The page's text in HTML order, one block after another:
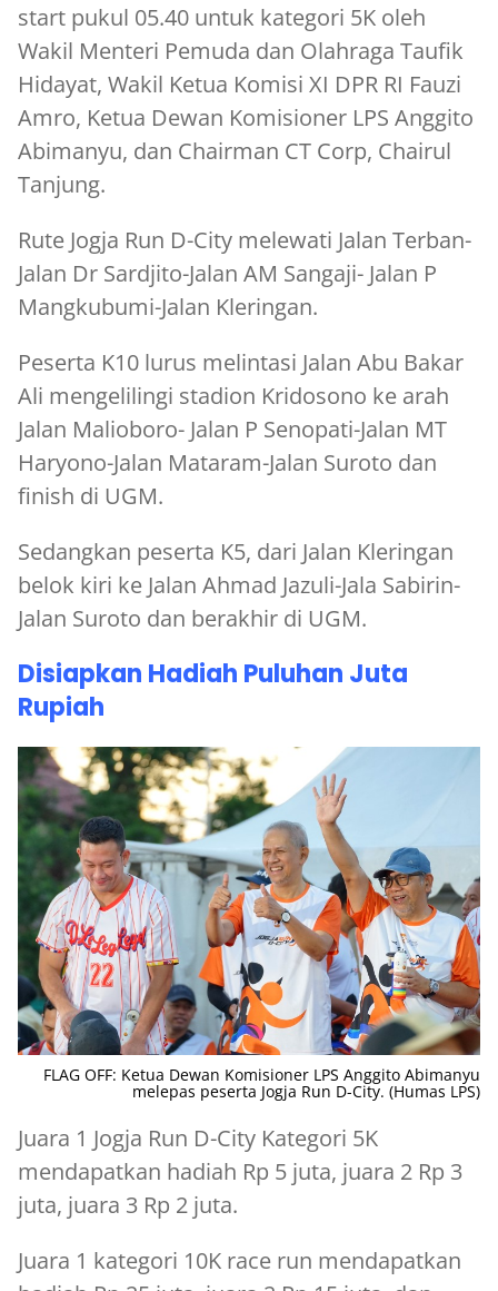
start pukul 05.40 untuk kategori 5K oleh
Wakil Menteri Pemuda dan Olahraga Taufik
Hidayat, Wakil Ketua Komisi XI DPR RI Fauzi
Amro, Ketua Dewan Komisioner LPS Anggito
Abimanyu, dan Chairman CT Corp, Chairul
Tanjung.
Rute Jogja Run D-City melewati Jalan Terban-
Jalan Dr Sardjito-Jalan AM Sangaji- Jalan P
Mangkubumi-Jalan Kleringan.
Peserta K10 lurus melintasi Jalan Abu Bakar
Ali mengelilingi stadion Kridosono ke arah
Jalan Malioboro- Jalan P Senopati-Jalan MT
Haryono-Jalan Mataram-Jalan Suroto dan
finish di UGM.
Sedangkan peserta K5, dari Jalan Kleringan
belok kiri ke Jalan Ahmad Jazuli-Jala Sabirin-
Jalan Suroto dan berakhir di UGM.
Disiapkan Hadiah Puluhan Juta
Rupiah
FLAG OFF: Ketua Dewan Komisioner LPS Anggito Abimanyu
melepas peserta Jogja Run D-City. (Humas LPS)
Juara 1 Jogja Run D-City Kategori 5K
mendapatkan hadiah Rp 5 juta, juara 2 Rp 3
juta, juara 3 Rp 2 juta.
Juara 1 kategori 10K race run mendapatkan